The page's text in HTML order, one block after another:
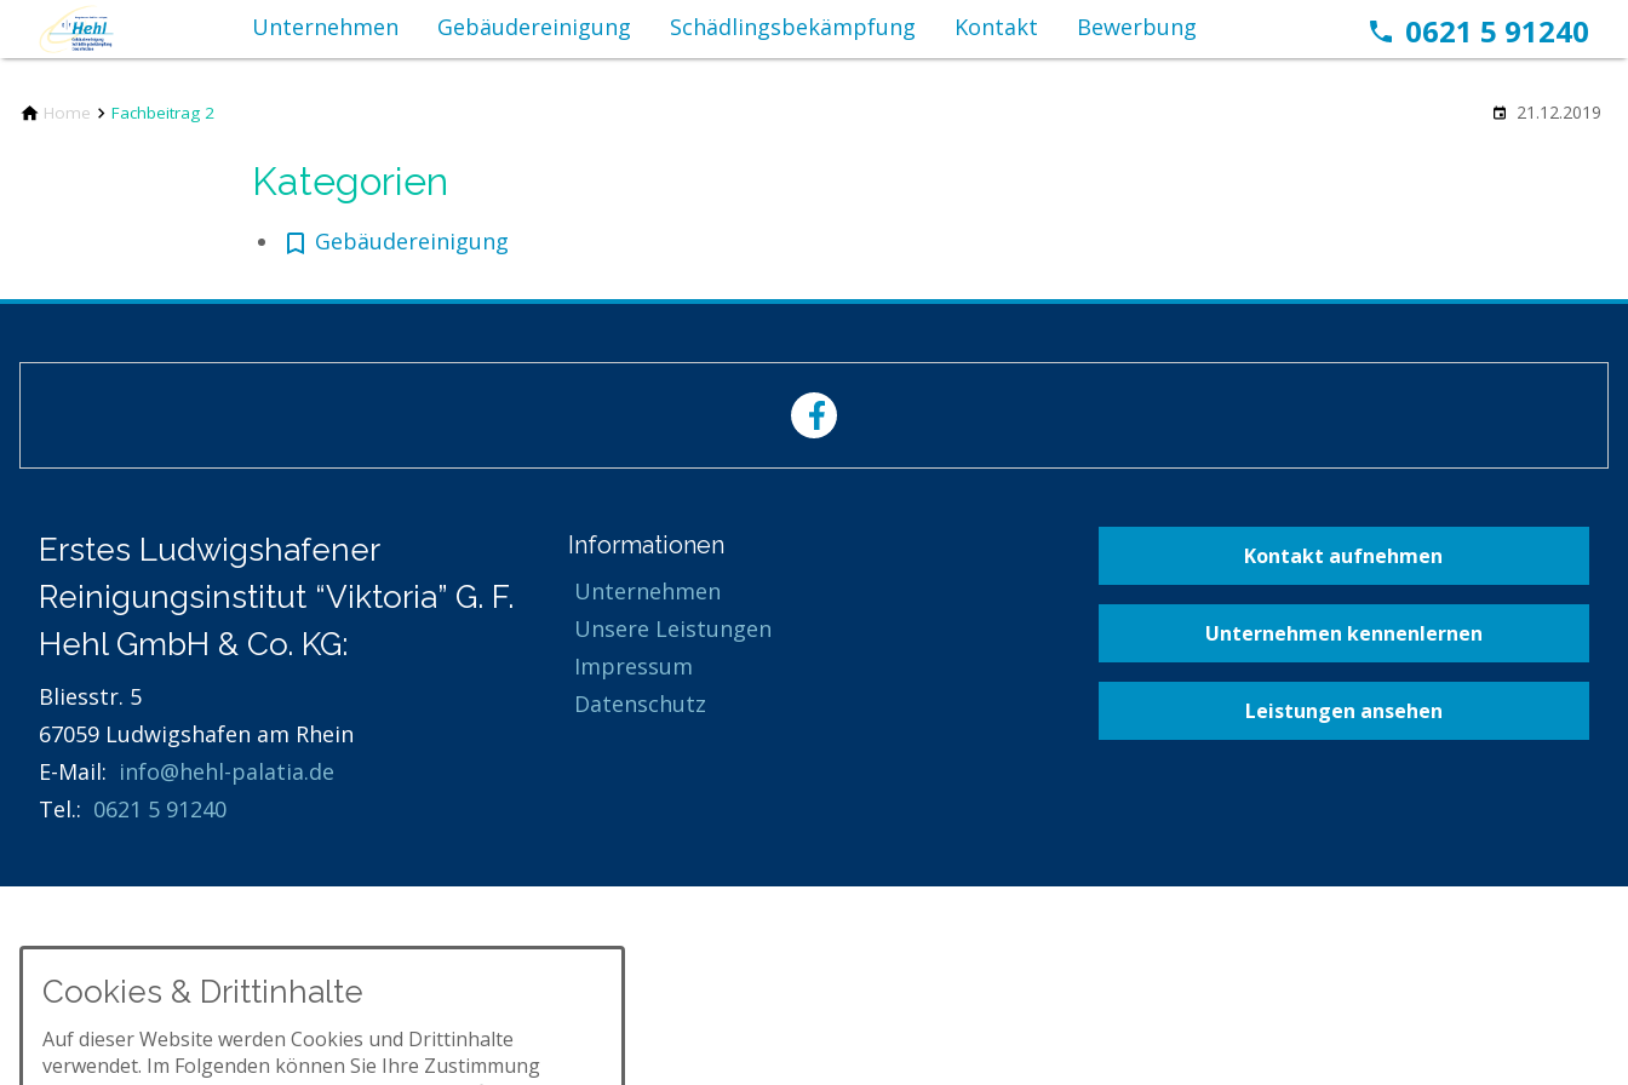
Unternehmen Gebäudereinigung Schädlingsbekämpfung Kontakt Bewerbung 0621 5 91240
Home Fachbeitrag 2 21.12.2019
Kategorien
Gebäudereinigung
Erstes Ludwigshafener
Reinigungsinstitut “Viktoria” G. F.
Hehl GmbH & Co. KG:
Bliesstr. 5
67059 Ludwigshafen am Rhein
E-Mail: info@hehl-palatia.de
Tel.: 0621 5 91240
Informationen
Unternehmen
Unsere Leistungen
Impressum
Datenschutz
Kontakt aufnehmen
Unternehmen kennenlernen
Leistungen ansehen
Cookies & Drittinhalte
Auf dieser Website werden Cookies und Drittinhalte
verwendet. Im Folgenden können Sie Ihre Zustimmung